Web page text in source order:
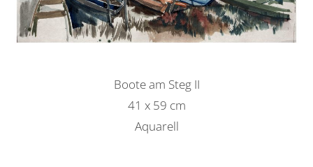
Boote am Steg II
41 x 59 cm
Aquarell